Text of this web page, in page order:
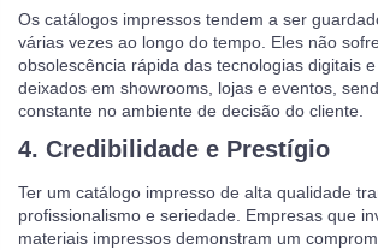
Os catálogos impressos tendem a ser
várias vezes ao longo do tempo. Eles não
obsolescência rápida das tecnologias digitais
deixados em showrooms, lojas e eventos,
constante no ambiente de decisão do cliente.
4. Credibilidade e Prestígio
Ter um catálogo impresso de alta qualidade
profissionalismo e seriedade. Empresas que
materiais impressos demonstram um